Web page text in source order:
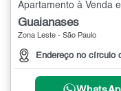
Apartamento à Venda
Guaianases
Zona Leste - São Paulo
Endereço no círculo